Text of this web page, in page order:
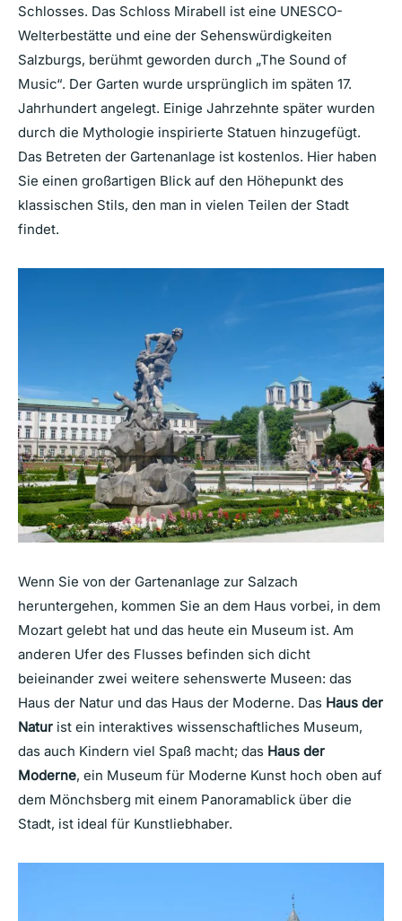
Schlosses. Das Schloss Mirabell ist eine UNESCO-
Welterbestätte und eine der Sehenswürdigkeiten
Salzburgs, berühmt geworden durch „The Sound of
Music“. Der Garten wurde ursprünglich im späten 17.
Jahrhundert angelegt. Einige Jahrzehnte später wurden
durch die Mythologie inspirierte Statuen hinzugefügt.
Das Betreten der Gartenanlage ist kostenlos. Hier haben
Sie einen großartigen Blick auf den Höhepunkt des
klassischen Stils, den man in vielen Teilen der Stadt
findet.
Wenn Sie von der Gartenanlage zur Salzach
heruntergehen, kommen Sie an dem Haus vorbei, in dem
Mozart gelebt hat und das heute ein Museum ist. Am
anderen Ufer des Flusses befinden sich dicht
beieinander zwei weitere sehenswerte Museen: das
Haus der Natur und das Haus der Moderne. Das Haus der
Natur ist ein interaktives wissenschaftliches Museum,
das auch Kindern viel Spaß macht; das Haus der
Moderne, ein Museum für Moderne Kunst hoch oben auf
dem Mönchsberg mit einem Panoramablick über die
Stadt, ist ideal für Kunstliebhaber.